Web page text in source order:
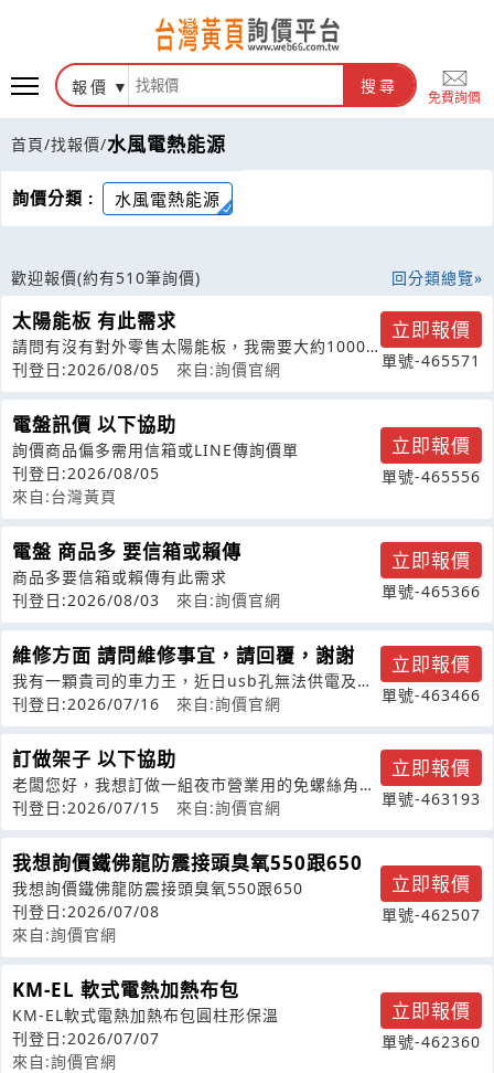
報價 搜尋
免費詢價
首頁/找報價/水風電熱能源
詢價分類 : 水風電熱能源
歡迎報價(約有510筆詢價) 回分類總覽
太陽能板 有此需求
請問有沒有對外零售太陽能板，我需要大約1000
瓦，A.B等級的都可以，我自己過去
刊登日:2026/08/05 來自:詢價官網
立即報價
單號-465571
電盤訊價 以下協助
詢價商品偏多需用信箱或LINE傳詢價單
刊登日:2026/08/05
來自:台灣黃頁
立即報價
單號-465556
電盤 商品多 要信箱或賴傳
商品多要信箱或賴傳有此需求
刊登日:2026/08/03
來自:詢價官網
立即報價
單號-465366
維修方面 請問維修事宜，請回覆，謝謝
我有一顆貴司的車力王，近日usb孔無法供電及
12v孔電力有時有，瞬間又沒電了，請
刊登日:2026/07/16 來自:詢價官網
立即報價
單號-463466
訂做架子 以下協助
老闆您好，我想訂做一組夜市營業用的免螺絲角鋼
架（放兩台10管上火烤台），規格與尺
刊登日:2026/07/15 來自:詢價官網
立即報價
單號-463193
我想詢價鐵佛龍防震接頭臭氧550跟650
我想詢價鐵佛龍防震接頭臭氧550跟650
刊登日:2026/07/08
來自:詢價官網
立即報價
單號-462507
KM-EL 軟式電熱加熱布包
KM-EL軟式電熱加熱布包圓柱形保溫
刊登日:2026/07/07
來自:詢價官網
立即報價
單號-462360